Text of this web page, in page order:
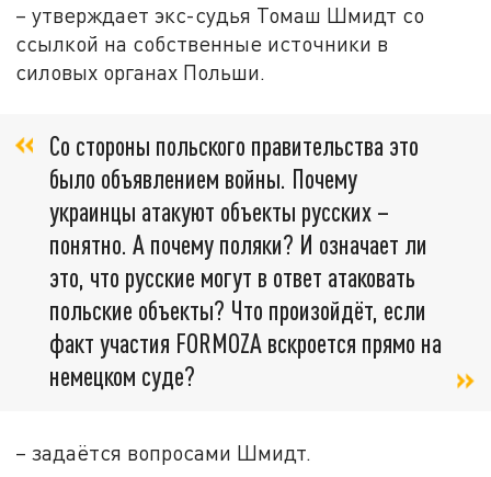
– утверждает экс-судья Томаш Шмидт со
ссылкой на собственные источники в
силовых органах Польши.
Со стороны польского правительства это
было объявлением войны. Почему
украинцы атакуют объекты русских –
понятно. А почему поляки? И означает ли
это, что русские могут в ответ атаковать
польские объекты? Что произойдёт, если
факт участия FORMOZA вскроется прямо на
немецком суде?
– задаётся вопросами Шмидт.